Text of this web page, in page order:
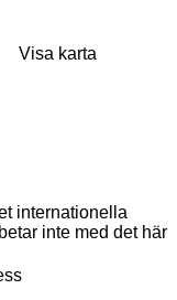
Visa karta
internationella
inte med det här